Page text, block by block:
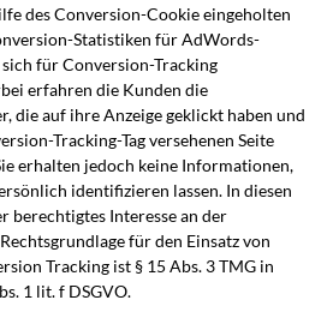
des Conversion-Cookie eingeholten
Statistiken für AdWords-
für Conversion-Tracking
erfahren die Kunden die
die auf ihre Anzeige geklickt haben und
Tracking-Tag versehenen Seite
erhalten jedoch keine Informationen,
identifizieren lassen. In diesen
berechtigtes Interesse an der
für den Einsatz von
Tracking ist § 15 Abs. 3 TMG in
1 lit. f DSGVO.